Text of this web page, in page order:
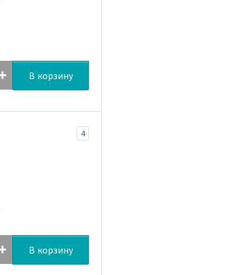
В корзину
4
В корзину